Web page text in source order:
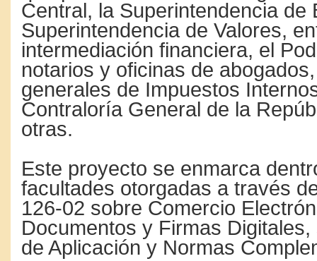
Central, la Superintendencia de
Superintendencia de Valores,
intermediación financiera, el
notarios y oficinas de
generales de Impuestos
Contraloría General de la
otras.
Este proyecto se enmarca
facultades otorgadas a través
126-02 sobre Comercio
Documentos y Firmas
de Aplicación y Normas